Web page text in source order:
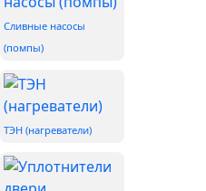
Сливные насосы
(помпы)
ТЭН (нагреватели)